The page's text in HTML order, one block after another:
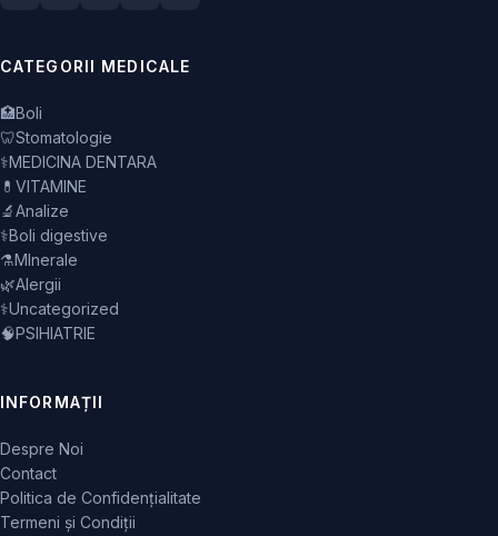
CATEGORII MEDICALE
🏥Boli
🦷Stomatologie
⚕️MEDICINA DENTARA
💊 VITAMINE
🔬Analize
⚕️Boli digestive
⚗️MInerale
🌿Alergii
⚕️Uncategorized
🧠PSIHIATRIE
INFORMAȚII
Despre Noi
Contact
Politica de Confidențialitate
Termeni și Condiții